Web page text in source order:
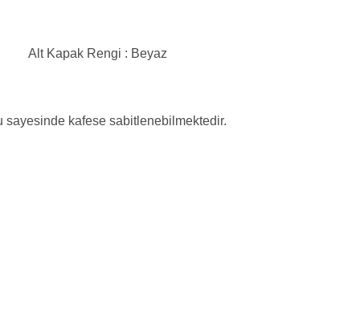
Alt Kapak Rengi : Beyaz
sayesinde kafese sabitlenebilmektedir.